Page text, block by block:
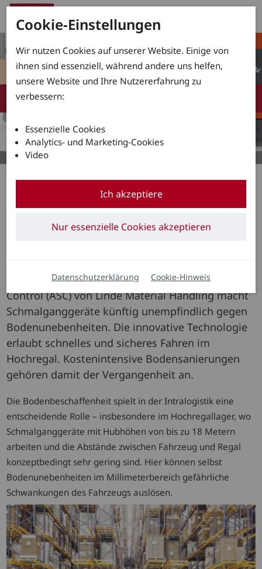
Linde präsentiert Innovation zum
hochreaktive Assistenzsystem Active Stability
Control (ASC) von Linde Material Handling macht
Schmalganggeräte künftig unempfindlich gegen
Bodenunebenheiten. Die innovative Technologie
erlaubt schnelles und sicheres Fahren im
Hochregal. Kostenintensive Bodensanierungen
gehören damit der Vergangenheit an.
Die Bodenbeschaffenheit spielt in der Intralogistik eine
entscheidende Rolle – insbesondere im Hochregallager, wo
Schmalganggeräte mit Hubhöhen von bis zu 18 Metern
arbeiten und die Abstände zwischen Fahrzeug und Regal
konzeptbedingt sehr gering sind. Hier können selbst
Bodenunebenheiten im Millimeterbereich gefährliche
Schwankungen des Fahrzeugs auslösen.
Cookie-Einstellungen
Wir nutzen Cookies auf unserer Website. Einige von
ihnen sind essenziell, während andere uns helfen,
unsere Website und Ihre Nutzererfahrung zu
verbessern:
Essenzielle Cookies
Analytics- und Marketing-Cookies
Video
Ich akzeptiere
Nur essenzielle Cookies akzeptieren
Datenschutzerklärung Cookie-Hinweis